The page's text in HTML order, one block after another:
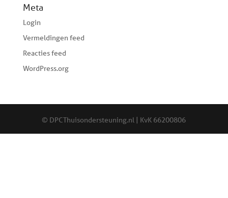
Meta
Login
Vermeldingen feed
Reacties feed
WordPress.org
© DPCThuisondersteuning.nl | KvK 66200806